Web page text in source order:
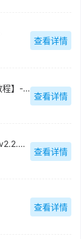
查看详情
U大师U盘启动盘制作工具【附教程】-v【】
查看详情
鑫河QQ全自动无限加好友神器-v2.2.3.6
查看详情
查看详情